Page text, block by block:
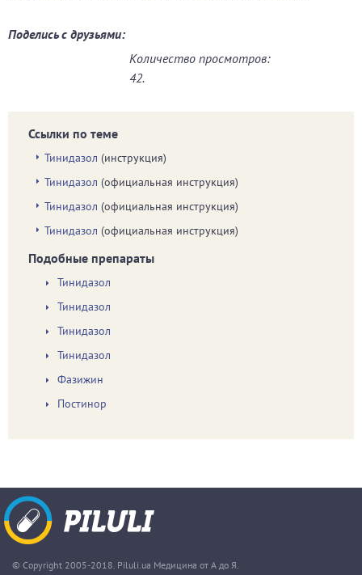
Поделись с друзьями:
Количество просмотров:
42.
Ссылки по теме
Тинидазол (инструкция)
Тинидазол (официальная инструкция)
Тинидазол (официальная инструкция)
Тинидазол (официальная инструкция)
Подобные препараты
Тинидазол
Тинидазол
Тинидазол
Тинидазол
Фазижин
Постинор
© Copyright 2005-2018. Piluli.ua Медицина от А до Я.